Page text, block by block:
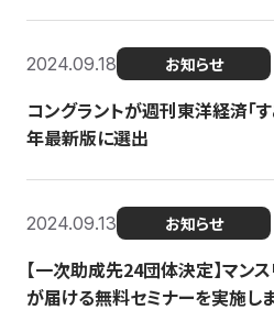
2024.09.18 お知らせ
コングラントが週刊東洋経済「
年最新版に選出
2024.09.13 お知らせ
【一次助成先24団体決定】マン
が届ける無料セミナーを実施し